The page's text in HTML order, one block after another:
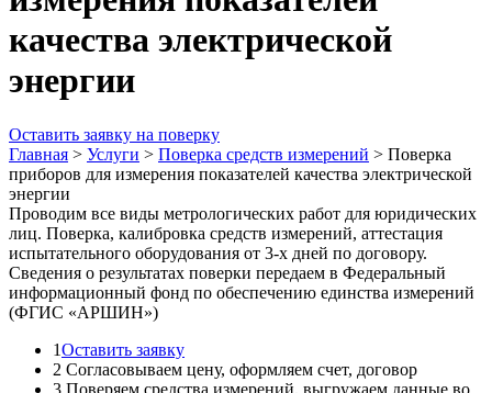
качества электрической
энергии
Оставить заявку на поверку
Главная > Услуги > Поверка средств измерений > Поверка
приборов для измерения показателей качества электрической
энергии
Проводим все виды метрологических работ для юридических
лиц. Поверка, калибровка средств измерений, аттестация
испытательного оборудования от 3-х дней по договору.
Сведения о результатах поверки передаем в Федеральный
информационный фонд по обеспечению единства измерений
(ФГИС «АРШИН»)
1Оставить заявку
2 Согласовываем цену, оформляем счет, договор
3 Поверяем средства измерений, выгружаем данные во